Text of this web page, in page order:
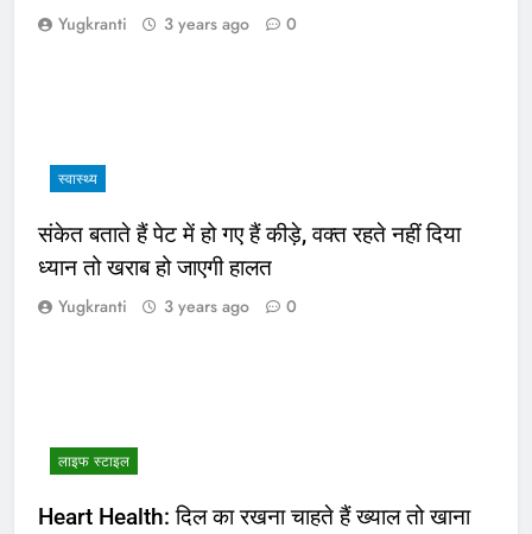
Yugkranti 3 years ago 0
स्वास्थ्य
संकेत बताते हैं पेट में हो गए हैं कीड़े, वक्त रहते नहीं दिया
ध्यान तो खराब हो जाएगी हालत
Yugkranti 3 years ago 0
लाइफ स्टाइल
Heart Health: दिल का रखना चाहते हैं ख्याल तो खाना